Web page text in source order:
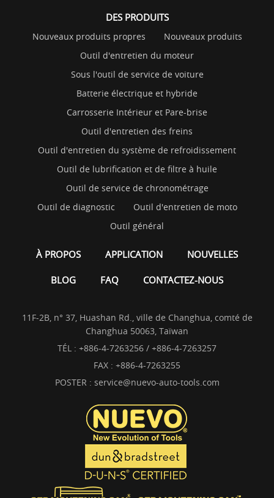
DES PRODUITS
Nouveaux produits propres
Nouveaux produits
Outil d'entretien du moteur
Sous l'outil de service de voiture
Batterie électrique et hybride
Carrosserie Intérieur et Pare-brise
Outil d'entretien des freins
Outil d'entretien du système de refroidissement
Outil de lubrification et de filtre à huile
Outil de service de chronométrage
Outil de diagnostic
Outil d'entretien de moto
Outil général
À PROPOS APPLICATION NOUVELLES
BLOG FAQ CONTACTEZ-NOUS
11F-2B, n° 37, Huashan Rd., ville de Changhua, comté de
Changhua 50063, Taïwan
TÉL : +886-4-7263256 / +886-4-7263257
FAX : +886-4-7263255
POSTER : service@nuevo-auto-tools.com